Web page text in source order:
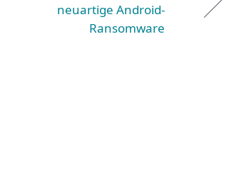
neuartige Android-
Ransomware